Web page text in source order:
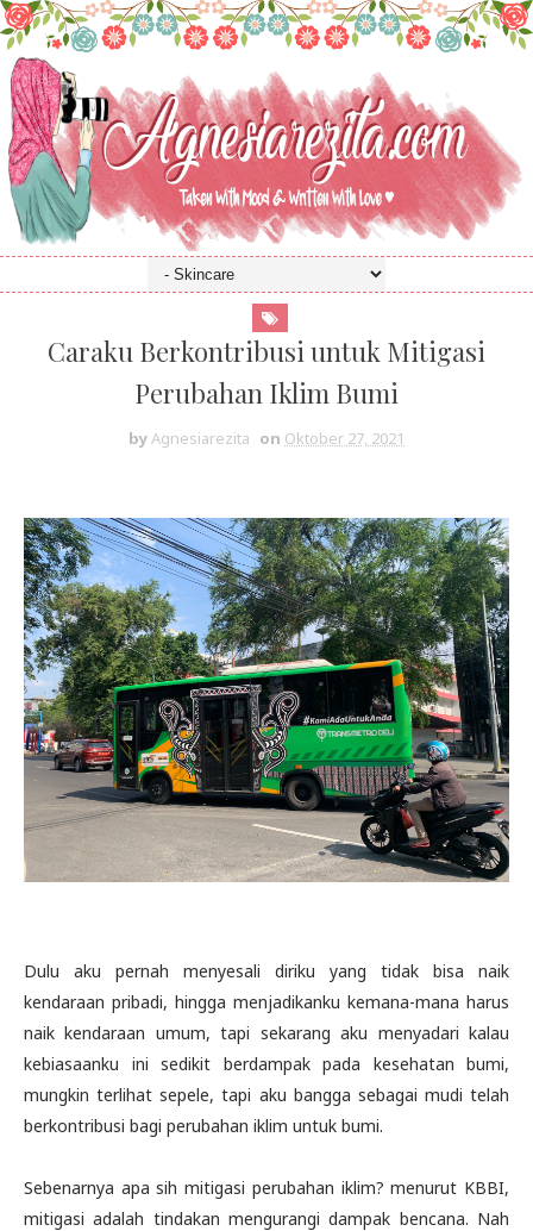
Caraku Berkontribusi untuk Mitigasi
Perubahan Iklim Bumi
byAgnesiarezita on Oktober 27, 2021
Dulu aku pernah menyesali diriku yang tidak bisa naik
kendaraan pribadi, hingga menjadikanku kemana-mana harus
naik kendaraan umum, tapi sekarang aku menyadari kalau
kebiasaanku ini sedikit berdampak pada kesehatan bumi,
mungkin terlihat sepele, tapi aku bangga sebagai mudi telah
berkontribusi bagi perubahan iklim untuk bumi.
Sebenarnya apa sih mitigasi perubahan iklim? menurut KBBI,
mitigasi adalah tindakan mengurangi dampak bencana. Nah